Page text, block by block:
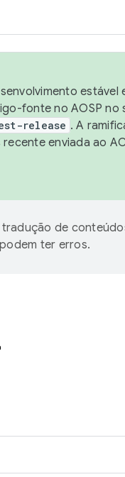
fonte no AOSP
release . A
enviada ao
de
ter erros.